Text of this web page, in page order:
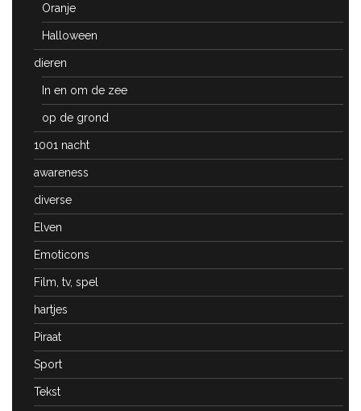
Oranje
Halloween
dieren
In en om de zee
op de grond
1001 nacht
awareness
diverse
Elven
Emoticons
Film, tv, spel
hartjes
Piraat
Sport
Tekst